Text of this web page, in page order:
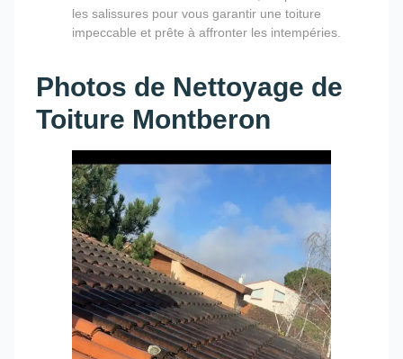
les salissures pour vous garantir une toiture
impeccable et prête à affronter les intempéries.
Photos de Nettoyage de
Toiture Montberon